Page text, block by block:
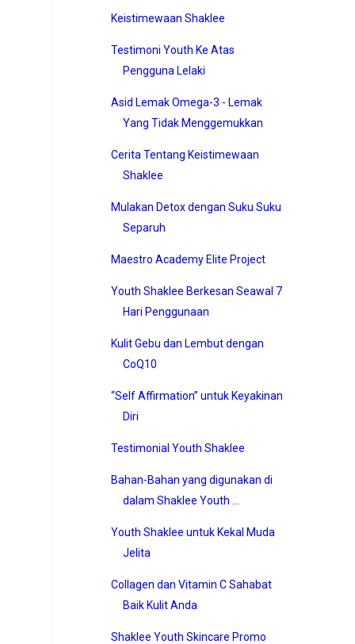
Keistimewaan Shaklee
Testimoni Youth Ke Atas
Pengguna Lelaki
Asid Lemak Omega-3 - Lemak
Yang Tidak Menggemukkan
Cerita Tentang Keistimewaan
Shaklee
Mulakan Detox dengan Suku Suku
Separuh
Maestro Academy Elite Project
Youth Shaklee Berkesan Seawal 7
Hari Penggunaan
Kulit Gebu dan Lembut dengan
CoQ10
“Self Affirmation” untuk Keyakinan
Diri
Testimonial Youth Shaklee
Bahan-Bahan yang digunakan di
dalam Shaklee Youth ...
Youth Shaklee untuk Kekal Muda
Jelita
Collagen dan Vitamin C Sahabat
Baik Kulit Anda
Shaklee Youth Skincare Promo